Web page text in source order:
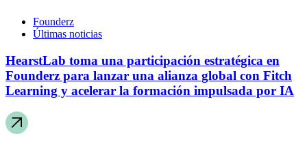
Founderz
Últimas noticias
HearstLab toma una participación estratégica en
Founderz para lanzar una alianza global con Fitch
Learning y acelerar la formación impulsada por IA